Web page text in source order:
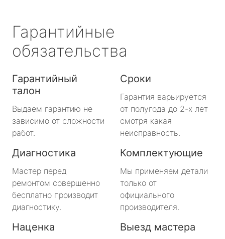
Гарантийные
обязательства
Гарантийный
талон
Выдаем гарантию не
зависимо от сложности
работ.
Сроки
Гарантия варьируется
от полугода до 2-х лет
смотря какая
неисправность.
Диагностика
Мастер перед
ремонтом совершенно
бесплатно производит
диагностику.
Комплектующие
Мы применяем детали
только от
официального
производителя.
Наценка Выезд мастера